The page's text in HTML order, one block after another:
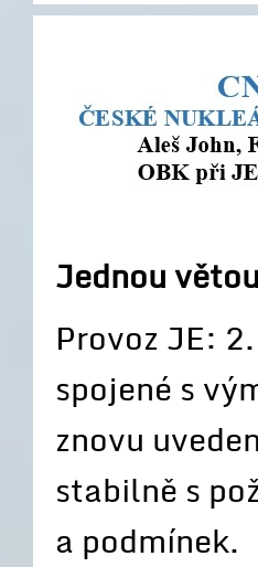
Jednou
Provoz JE:
spojené s
znovu
stabilně s
a podmínek.